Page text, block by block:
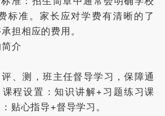
标准。家长应对学费有清晰的了
担相应的费用。
介
测，班主任督导学习，保障通
程设置：知识讲解+习题练习课
贴心指导+督导学习。